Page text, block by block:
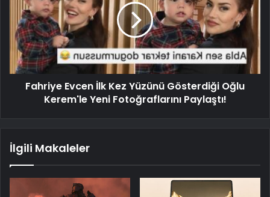
Fahriye Evcen İlk Kez Yüzünü Gösterdiği Oğlu
Kerem'le Yeni Fotoğraflarını Paylaştı!
İlgili Makaleler